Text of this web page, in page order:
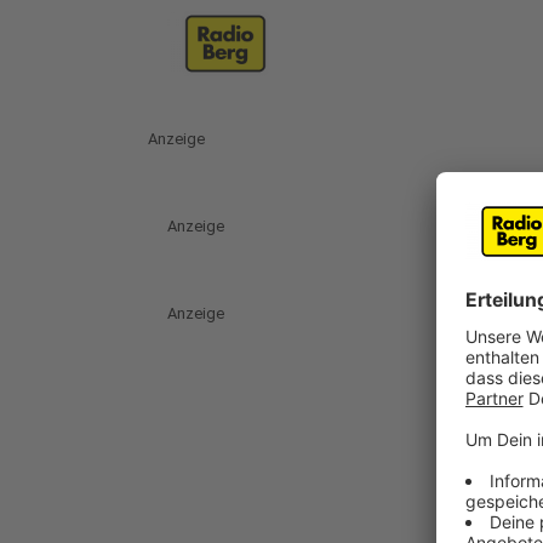
Anzeige
Anzeige
Anzeige